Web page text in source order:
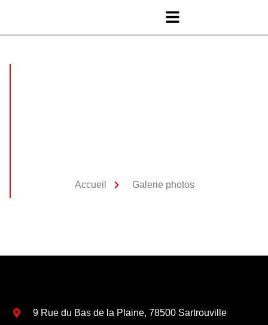
Accueil Galerie photos
9 Rue du Bas de la Plaine, 78500 Sartrouville